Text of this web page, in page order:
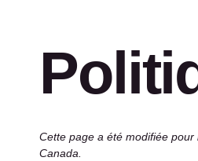
Cette page a été modifiée
Canada.